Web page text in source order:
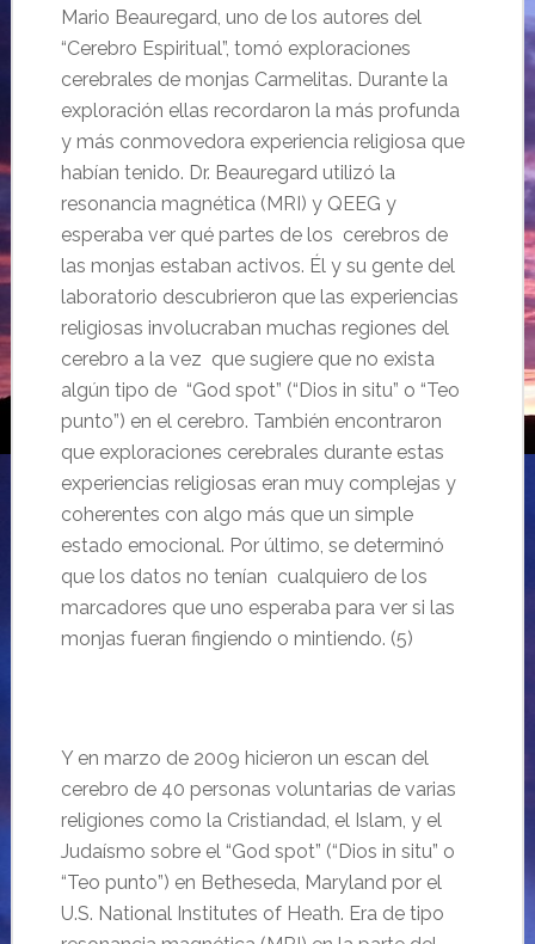
Mario Beauregard, uno de los autores del
“Cerebro Espiritual”, tomó exploraciones
cerebrales de monjas Carmelitas. Durante la
exploración ellas recordaron la más profunda
y más conmovedora experiencia religiosa que
habían tenido. Dr. Beauregard utilizó la
resonancia magnética (MRI) y QEEG y
esperaba ver qué partes de los cerebros de
las monjas estaban activos. Él y su gente del
laboratorio descubrieron que las experiencias
religiosas involucraban muchas regiones del
cerebro a la vez que sugiere que no exista
algún tipo de “God spot” (“Dios in situ” o “Teo
punto”) en el cerebro. También encontraron
que exploraciones cerebrales durante estas
experiencias religiosas eran muy complejas y
coherentes con algo más que un simple
estado emocional. Por último, se determinó
que los datos no tenían cualquiero de los
marcadores que uno esperaba para ver si las
monjas fueran fingiendo o mintiendo. (5)
Y en marzo de 2009 hicieron un escan del
cerebro de 40 personas voluntarias de varias
religiones como la Cristiandad, el Islam, y el
Judaísmo sobre el “God spot” (“Dios in situ” o
“Teo punto”) en Betheseda, Maryland por el
U.S. National Institutes of Heath. Era de tipo